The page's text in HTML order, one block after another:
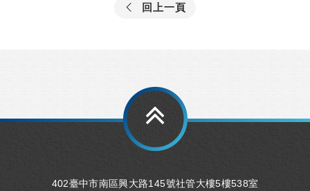
回上一頁
402臺中市南區興大路145號社管大樓5樓538室